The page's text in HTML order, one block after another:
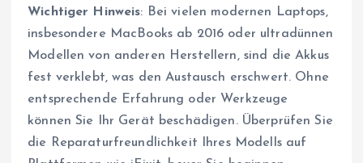
Wichtiger Hinweis: Bei vielen modernen Laptops,
insbesondere MacBooks ab 2016 oder ultradünnen
Modellen von anderen Herstellern, sind die Akkus
fest verklebt, was den Austausch erschwert. Ohne
entsprechende Erfahrung oder Werkzeuge
können Sie Ihr Gerät beschädigen. Überprüfen Sie
die Reparaturfreundlichkeit Ihres Modells auf